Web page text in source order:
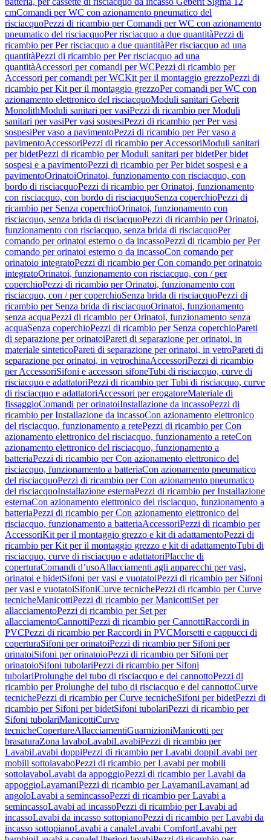
cmComandi per WC con azionamento pneumatico del
risciacquoPezzi di ricambio per Comandi per WC con azionamento
pneumatico del risciacquoPer risciacquo a due quantitàPezzi di
ricambio per Per risciacquo a due quantitàPer risciacquo ad una
quantitàPezzi di ricambio per Per risciacquo ad una
quantitàAccessori per comandi per WCPezzi di ricambio per
Accessori per comandi per WCKit per il montaggio grezzoPezzi di
ricambio per Kit per il montaggio grezzoPer comandi per WC con
azionamento elettronico del risciacquoModuli sanitari Geberit
MonolithModuli sanitari per vasiPezzi di ricambio per Moduli
sanitari per vasiPer vasi sospesiPezzi di ricambio per Per vasi
sospesiPer vaso a pavimentoPezzi di ricambio per Per vaso a
pavimentoAccessoriPezzi di ricambio per AccessoriModuli sanitari
per bidetPezzi di ricambio per Moduli sanitari per bidetPer bidet
sospesi e a pavimentoPezzi di ricambio per Per bidet sospesi e a
pavimentoOrinatoiOrinatoi, funzionamento con risciacquo, con
bordo di risciacquoPezzi di ricambio per Orinatoi, funzionamento
con risciacquo, con bordo di risciacquoSenza coperchioPezzi di
ricambio per Senza coperchioOrinatoi, funzionamento con
risciacquo, senza brida di risciacquoPezzi di ricambio per Orinatoi,
funzionamento con risciacquo, senza brida di risciacquoPer
comando per orinatoi esterno o da incassoPezzi di ricambio per Per
comando per orinatoi esterno o da incassoCon comando per
orinatoio integratoPezzi di ricambio per Con comando per orinatoio
integratoOrinatoi, funzionamento con risciacquo, con / per
coperchioPezzi di ricambio per Orinatoi, funzionamento con
risciacquo, con / per coperchioSenza brida di risciacquoPezzi di
ricambio per Senza brida di risciacquoOrinatoi, funzionamento
senza acquaPezzi di ricambio per Orinatoi, funzionamento senza
acquaSenza coperchioPezzi di ricambio per Senza coperchioPareti
di separazione per orinatoiPareti di separazione per orinatoi, in
materiale sinteticoPareti di separazione per orinatoi, in vetroPareti di
separazione per orinatoi, in vetrochinaAccessoriPezzi di ricambio
per AccessoriSifoni e accessori sifoneTubi di risciacquo, curve di
risciacquo e adattatoriPezzi di ricambio per Tubi di risciacquo, curve
di risciacquo e adattatoriAccessori per erogatoreMateriale di
fissaggioComandi per orinatoiInstallazione da incassoPezzi di
ricambio per Installazione da incassoCon azionamento elettronico
del risciacquo, funzionamento a retePezzi di ricambio per Con
azionamento elettronico del risciacquo, funzionamento a reteCon
azionamento elettronico del risciacquo, funzionamento a
batteriaPezzi di ricambio per Con azionamento elettronico del
risciacquo, funzionamento a batteriaCon azionamento pneumatico
del risciacquoPezzi di ricambio per Con azionamento pneumatico
del risciacquoInstallazione esternaPezzi di ricambio per Installazione
esternaCon azionamento elettronico del risciacquo, funzionamento a
batteriaPezzi di ricambio per Con azionamento elettronico del
risciacquo, funzionamento a batteriaAccessoriPezzi di ricambio per
AccessoriKit per il montaggio grezzo e kit di adattamentoPezzi di
ricambio per Kit per il montaggio grezzo e kit di adattamentoTubi di
risciacquo, curve di risciacquo e adattatoriPlacche di
coperturaComandi d’usoAllacciamenti agli apparecchi per vasi,
orinatoi e bidetSifoni per vasi e vuotatoiPezzi di ricambio per Sifoni
per vasi e vuotatoiSifoniCurve tecnichePezzi di ricambio per Curve
tecnicheManicottiPezzi di ricambio per ManicottiSet per
allacciamentoPezzi di ricambio per Set per
allacciamentoCannottiPezzi di ricambio per CannottiRaccordi in
PVCPezzi di ricambio per Raccordi in PVCMorsetti e cappucci di
coperturaSifoni per orinatoiPezzi di ricambio per Sifoni per
orinatoiSifoni per orinatoioPezzi di ricambio per Sifoni per
orinatoioSifoni tubolariPezzi di ricambio per Sifoni
tubolariProlunghe del tubo di risciacquo e del cannottoPezzi di
ricambio per Prolunghe del tubo di risciacquo e del cannottoCurve
tecnichePezzi di ricambio per Curve tecnicheSifoni per bidetPezzi di
ricambio per Sifoni per bidetSifoni tubolariPezzi di ricambio per
Sifoni tubolariManicottiCurve
tecnicheCopertureAllacciamentiGuarnizioniManicotti per
brasaturaZona lavaboLavabiLavabiPezzi di ricambio per
LavabiLavabi doppiPezzi di ricambio per Lavabi doppiLavabi per
mobili sottolavaboPezzi di ricambio per Lavabi per mobili
sottolavaboLavabi da appoggioPezzi di ricambio per Lavabi da
appoggioLavamaniPezzi di ricambio per LavamaniLavamani ad
angoloLavabi a semincassoPezzi di ricambio per Lavabi a
semincassoLavabi ad incassoPezzi di ricambio per Lavabi ad
incassoLavabi da incasso sottopianoPezzi di ricambio per Lavabi da
incasso sottopianoLavabi a canaleLavabi ComfortLavabi per